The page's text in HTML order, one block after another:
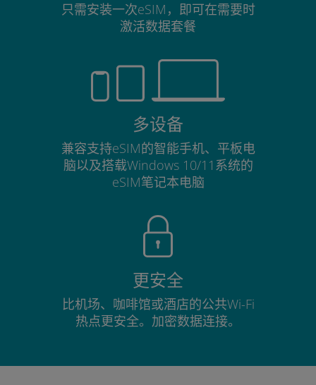
只需安装一次eSIM，即可在需要时
激活数据套餐
多设备
兼容支持eSIM的智能手机、平板电
脑以及搭载Windows 10/11系统的
eSIM笔记本电脑
更安全
比机场、咖啡馆或酒店的公共Wi-Fi
热点更安全。加密数据连接。